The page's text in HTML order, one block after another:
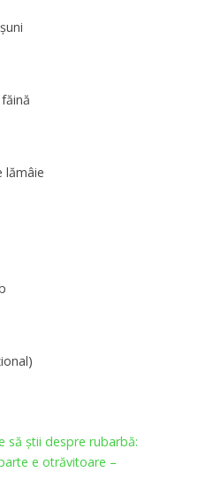
lămâie
să știi despre rubarbă:
e otrăvitoare –